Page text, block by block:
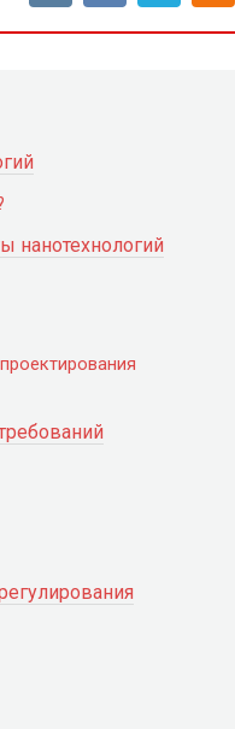
нанотехнологий